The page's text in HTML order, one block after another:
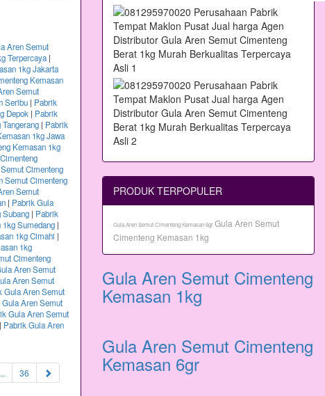
Aren Semut
Terpercaya |
1kg Jakarta
Kemasan
Semut
Seribu | Pabrik
Depok | Pabrik
| Pabrik
1kg Jawa
Kemasan 1kg
Cimenteng
Semut Cimenteng
Semut
| Pabrik Gula
Subang | Pabrik
Sumedang |
1kg Cimahi |
1kg
Cimenteng
Aren Semut
Aren Semut
Gula Aren Semut
Gula Aren Semut
Gula Aren Semut
| Pabrik Gula Aren
... 36
PRODUK TERPOPULER
Gula Aren Semut Cimenteng Kemasan 6grGula Aren Semut
Cimenteng Kemasan 1kg
Gula Aren Semut Cimenteng
Kemasan 1kg
Gula Aren Semut Cimenteng
Kemasan 6gr